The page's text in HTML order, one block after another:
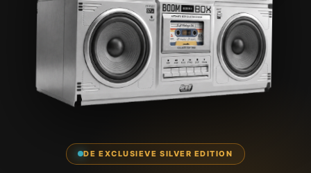
DE EXCLUSIEVE SILVER EDITION